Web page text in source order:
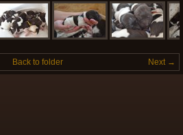
Next →
Back to folder